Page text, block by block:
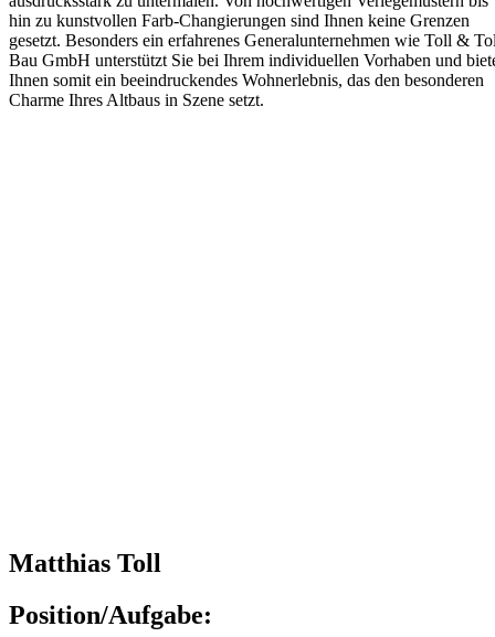
hin zu kunstvollen Farb-Changierungen sind Ihnen keine Grenzen
gesetzt. Besonders ein erfahrenes Generalunternehmen wie Toll &
Bau GmbH unterstützt Sie bei Ihrem individuellen Vorhaben und
Ihnen somit ein beeindruckendes Wohnerlebnis, das den besonderen
Charme Ihres Altbaus in Szene setzt.
Matthias Toll
Position/Aufgabe: